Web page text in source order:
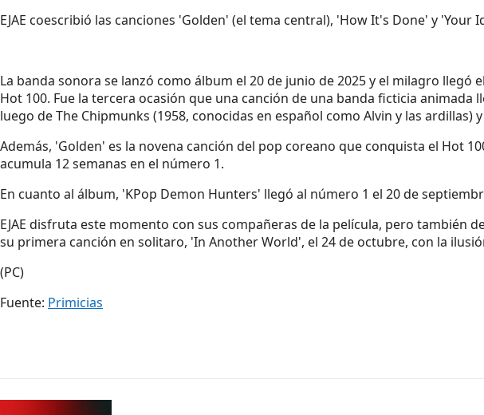
EJAE coescribió las canciones 'Golden' (el tema central), 'How It's Done' y
La banda sonora se lanzó como álbum el 20 de junio de 2025 y el milagro
Hot 100. Fue la tercera ocasión que una canción de una banda ficticia
luego de The Chipmunks (1958, conocidas en español como Alvin y las ardillas)
Además, 'Golden' es la novena canción del pop coreano que conquista el Hot
acumula 12 semanas en el número 1.
En cuanto al álbum, 'KPop Demon Hunters' llegó al número 1 el 20 de
EJAE disfruta este momento con sus compañeras de la película, pero también
su primera canción en solitaro, 'In Another World', el 24 de octubre, con la
(PC)
Fuente: Primicias